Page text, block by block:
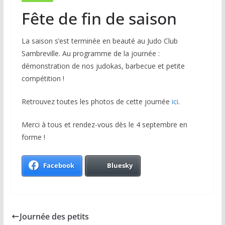
Fête de fin de saison
La saison s’est terminée en beauté au Judo Club
Sambreville. Au programme de la journée :
démonstration de nos judokas, barbecue et petite
compétition !
Retrouvez toutes les photos de cette journée ici.
Merci à tous et rendez-vous dès le 4 septembre en
forme !
Facebook Bluesky
Journée des petits